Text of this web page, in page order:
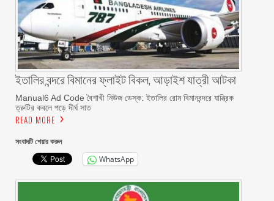
ইতালির বন্দরে বিমানের ফ্লাইট বিকল, আড়াইশ যাত্রী আটকা
Manual6 Ad Code বৈশাখী নিউজ ডেস্ক: ইতালির রোম বিমানবন্দরে যান্ত্রিক
ত্রুটির কবলে পড়ে দীর্ঘ সাত
READ MORE
সংবাদটি শেয়ার করুন
WhatsApp